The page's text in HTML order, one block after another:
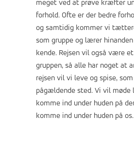
meget ved at prøve kræfter
forhold. Ofte er der bedre
og samtidig kommer vi
som gruppe og lærer
kende. Rejsen vil også være
gruppen, så alle har noget at
rejsen vil vi leve og spise,
pågældende sted. Vi vil møde
komme ind under huden på
komme ind under huden på os.